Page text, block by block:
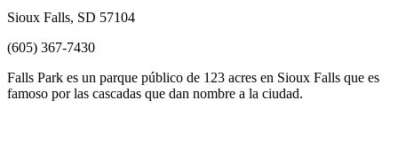
Sioux Falls, SD 57104
(605) 367-7430
Falls Park es un parque público de 123 acres en Sioux Falls que es
famoso por las cascadas que dan nombre a la ciudad.